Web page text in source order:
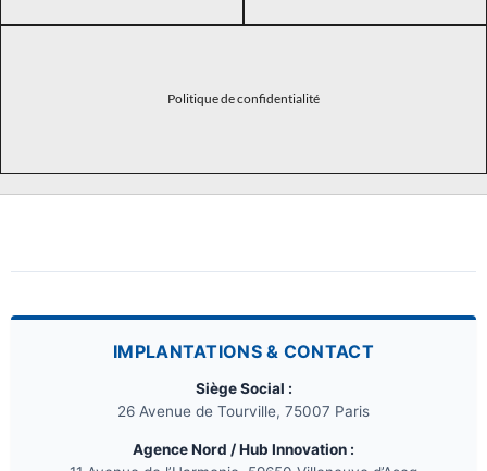
Politique de confidentialité
IMPLANTATIONS & CONTACT
Siège Social :
26 Avenue de Tourville, 75007 Paris
Agence Nord / Hub Innovation :